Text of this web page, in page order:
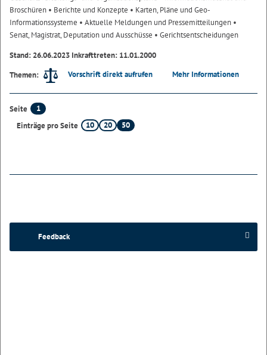
Broschüren • Berichte und Konzepte • Karten, Pläne und Geo-
Informationssysteme • Aktuelle Meldungen und Pressemitteilungen •
Senat, Magistrat, Deputation und Ausschüsse • Gerichtsentscheidungen
Stand: 26.06.2023 Inkrafttreten: 11.01.2000
Themen:
Vorschrift direkt aufrufen Mehr Informationen
Seite
1
Einträge pro Seite
10 20 50
Feedback